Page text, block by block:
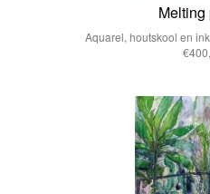
Melting
Aquarel, houtskool en